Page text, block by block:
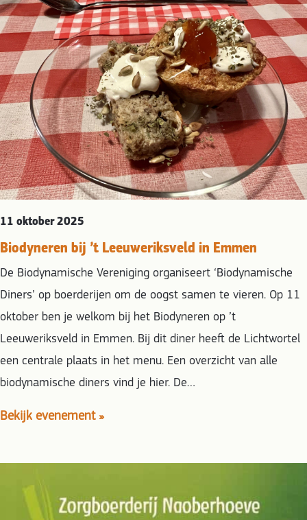
11 oktober 2025
Biodyneren bij ’t Leeuweriksveld in Emmen
De Biodynamische Vereniging organiseert ‘Biodynamische
Diners’ op boerderijen om de oogst samen te vieren. Op 11
oktober ben je welkom bij het Biodyneren op ’t
Leeuweriksveld in Emmen. Bij dit diner heeft de Lichtwortel
een centrale plaats in het menu. Een overzicht van alle
biodynamische diners vind je hier. De…
Bekijk evenement »